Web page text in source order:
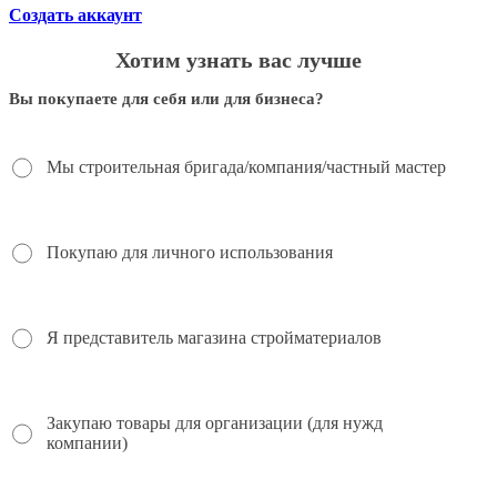
Создать аккаунт
Хотим узнать вас лучше
Вы покупаете для себя или для бизнеса?
Мы строительная бригада/компания/частный мастер
Покупаю для личного использования
Я представитель магазина стройматериалов
Закупаю товары для организации (для нужд
компании)